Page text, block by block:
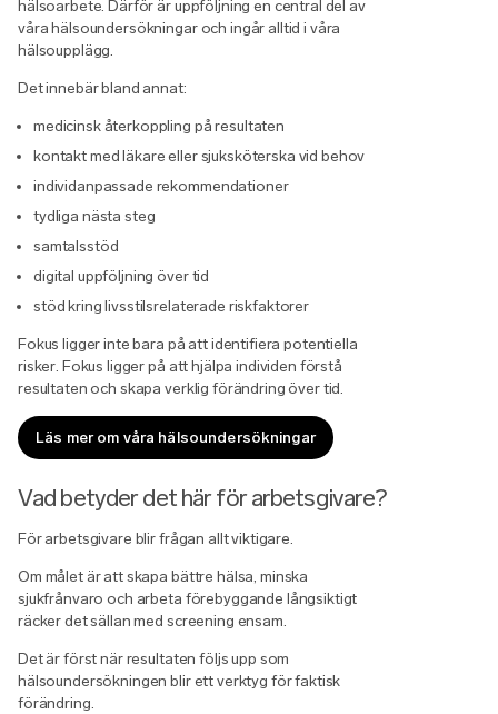
hälsoarbete. Därför är uppföljning en central del av
våra hälsoundersökningar och ingår alltid i våra
hälsoupplägg.
Det innebär bland annat:
medicinsk återkoppling på resultaten
kontakt med läkare eller sjuksköterska vid behov
individanpassade rekommendationer
tydliga nästa steg
samtalsstöd
digital uppföljning över tid
stöd kring livsstilsrelaterade riskfaktorer
Fokus ligger inte bara på att identifiera potentiella
risker. Fokus ligger på att hjälpa individen förstå
resultaten och skapa verklig förändring över tid.
Läs mer om våra hälsoundersökningar
Vad betyder det här för arbetsgivare?
För arbetsgivare blir frågan allt viktigare.
Om målet är att skapa bättre hälsa, minska
sjukfrånvaro och arbeta förebyggande långsiktigt
räcker det sällan med screening ensam.
Det är först när resultaten följs upp som
hälsoundersökningen blir ett verktyg för faktisk
förändring.